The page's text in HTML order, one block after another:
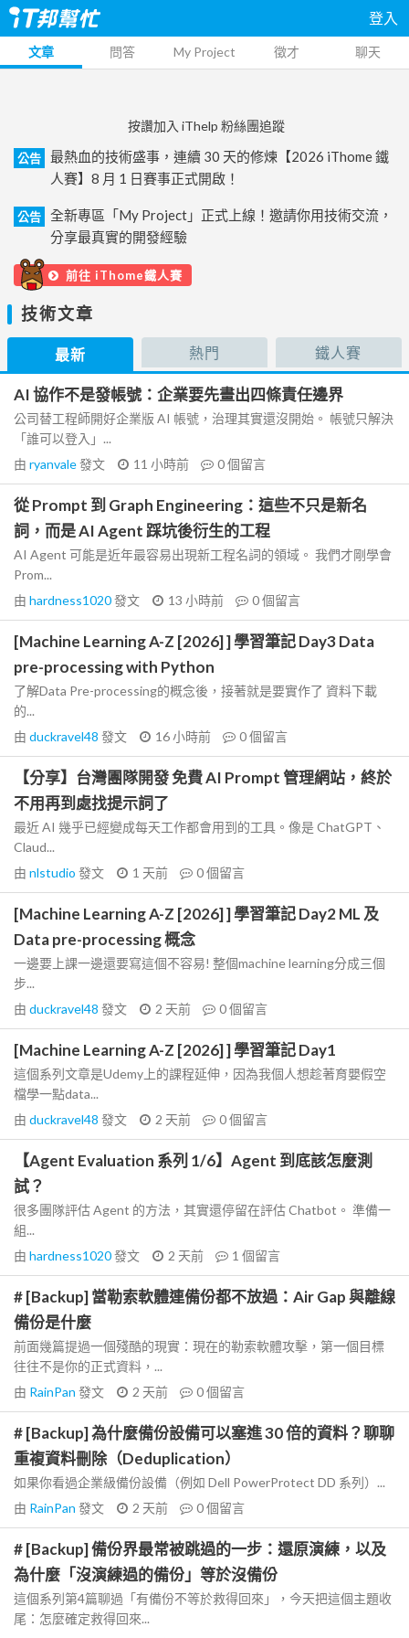
登入
文章 問答 My Project 徵才 聊天
按讚加入 iThelp 粉絲團追蹤
公告
最熱血的技術盛事，連續 30 天的修煉【2026 iThome 鐵
人賽】8 月 1 日賽事正式開啟！
公告
全新專區「My Project」正式上線！邀請你用技術交流，
分享最真實的開發經驗
前往 iThome鐵人賽
技術文章
最新 熱門 鐵人賽
AI 協作不是發帳號：企業要先畫出四條責任邊界
公司替工程師開好企業版 AI 帳號，治理其實還沒開始。 帳號只解決
「誰可以登入」...
由 ryanvale發文 11 小時前 0個留言
從 Prompt 到 Graph Engineering：這些不只是新名
詞，而是 AI Agent 踩坑後衍生的工程
AI Agent 可能是近年最容易出現新工程名詞的領域。 我們才剛學會
Prom...
由 hardness1020發文 13 小時前 0個留言
[Machine Learning A-Z [2026] ] 學習筆記 Day3 Data
pre-processing with Python
了解Data Pre-processing的概念後，接著就是要實作了 資料下載
的...
由 duckravel48 發文 16 小時前 0個留言
【分享】台灣團隊開發 免費 AI Prompt 管理網站，終於
不用再到處找提示詞了
最近 AI 幾乎已經變成每天工作都會用到的工具。像是 ChatGPT、
Claud...
由 nlstudio 發文 1 天前 0個留言
[Machine Learning A-Z [2026] ] 學習筆記 Day2 ML 及
Data pre-processing 概念
一邊要上課一邊還要寫這個不容易! 整個machine learning分成三個
步...
由 duckravel48 發文 2 天前 0個留言
[Machine Learning A-Z [2026] ] 學習筆記 Day1
這個系列文章是Udemy上的課程延伸，因為我個人想趁著育嬰假空
檔學一點data...
由 duckravel48 發文 2 天前 0個留言
【Agent Evaluation 系列 1/6】Agent 到底該怎麼測
試？
很多團隊評估 Agent 的方法，其實還停留在評估 Chatbot。 準備一
組...
由 hardness1020發文 2 天前 1 個留言
# [Backup] 當勒索軟體連備份都不放過：Air Gap 與離線
備份是什麼
前面幾篇提過一個殘酷的現實：現在的勒索軟體攻擊，第一個目標
往往不是你的正式資料，...
由 RainPan 發文 2 天前 0個留言
# [Backup] 為什麼備份設備可以塞進 30 倍的資料？聊聊
重複資料刪除（Deduplication）
如果你看過企業級備份設備（例如 Dell PowerProtect DD 系列）...
由 RainPan 發文 2 天前 0個留言
# [Backup] 備份界最常被跳過的一步：還原演練，以及
為什麼「沒演練過的備份」等於沒備份
這個系列第4篇聊過「有備份不等於救得回來」，今天把這個主題收
尾：怎麼確定救得回來...